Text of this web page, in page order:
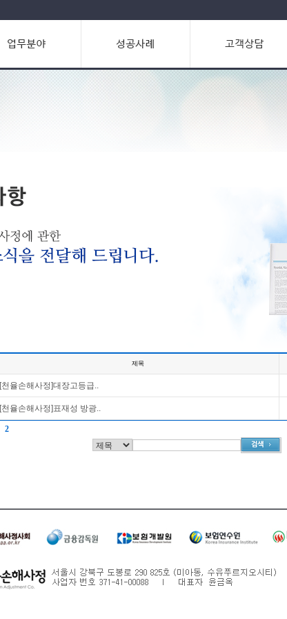
제목
[천율손해사정]대장고등급..
[천율손해사정]표재성 방광..
2